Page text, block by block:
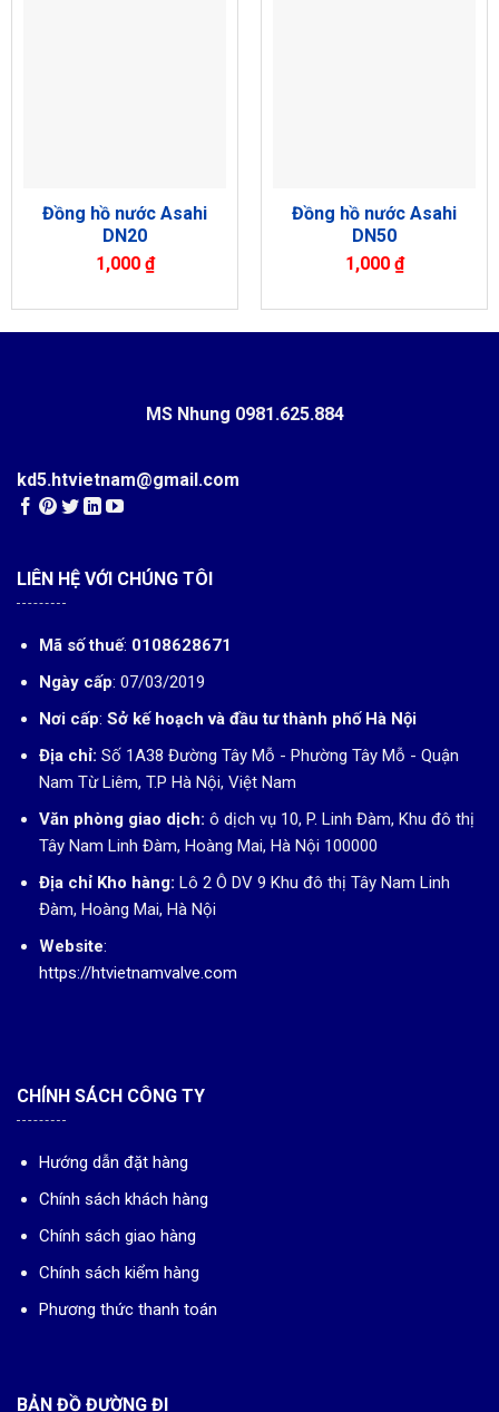
Đồng hồ nước Asahi
DN20
1,000 ₫
Đồng hồ nước Asahi
DN50
1,000 ₫
MS Nhung 0981.625.884
kd5.htvietnam@gmail.com
LIÊN HỆ VỚI CHÚNG TÔI
Mã số thuế: 0108628671
Ngày cấp: 07/03/2019
Nơi cấp: Sở kế hoạch và đầu tư thành phố Hà Nội
Địa chỉ: Số 1A38 Đường Tây Mỗ - Phường Tây Mỗ - Quận
Nam Từ Liêm, T.P Hà Nội, Việt Nam
Văn phòng giao dịch: ô dịch vụ 10, P. Linh Đàm, Khu đô thị
Tây Nam Linh Đàm, Hoàng Mai, Hà Nội 100000
Địa chỉ Kho hàng: Lô 2 Ô DV 9 Khu đô thị Tây Nam Linh
Đàm, Hoàng Mai, Hà Nội
Website:
https://htvietnamvalve.com
CHÍNH SÁCH CÔNG TY
Hướng dẫn đặt hàng
Chính sách khách hàng
Chính sách giao hàng
Chính sách kiểm hàng
Phương thức thanh toán
BẢN ĐỒ ĐƯỜNG ĐI